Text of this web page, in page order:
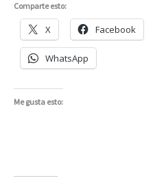
Comparte esto:
X Facebook
WhatsApp
Me gusta esto: